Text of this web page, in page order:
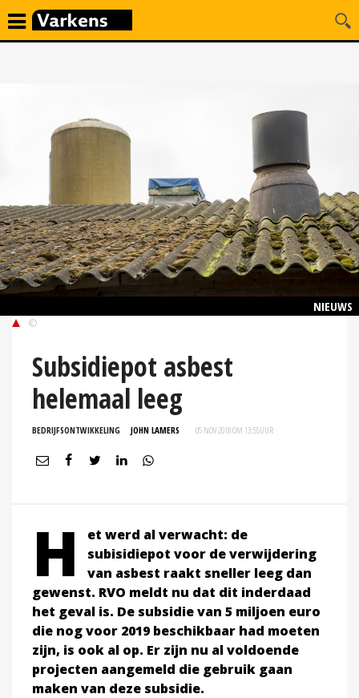
NIEUWS
©
Subsidiepot asbest
helemaal leeg
BEDRIJFSONTWIKKELING JOHN LAMERS 05 NOV 2018 OM 13:55UUR
H
et werd al verwacht: de
subisidiepot voor de verwijdering
van asbest raakt sneller leeg dan
gewenst. RVO meldt nu dat dit inderdaad
het geval is. De subsidie van 5 miljoen euro
die nog voor 2019 beschikbaar had moeten
zijn, is ook al op. Er zijn nu al voldoende
projecten aangemeld die gebruik gaan
maken van deze subsidie.